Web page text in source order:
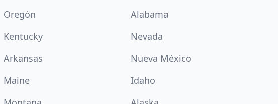
Oregón
Alabama
Kentucky
Nevada
Arkansas
Nueva México
Maine
Idaho